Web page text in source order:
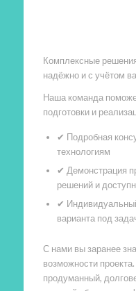
Комплексные
надёжно и с учётом
Наша команда
подготовки и
✔ Подробная
технологиям
✔ Демонстрация
решений и
✔
варианта под
С нами вы заранее
возможности
продуманный,